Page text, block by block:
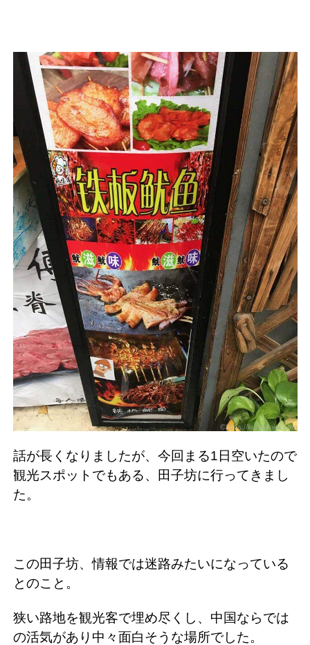
話が長くなりましたが、今回まる1日空いたので
観光スポットでもある、田子坊に行ってきまし
た。
この田子坊、情報では迷路みたいになっている
とのこと。
狭い路地を観光客で埋め尽くし、中国ならでは
の活気があり中々面白そうな場所でした。